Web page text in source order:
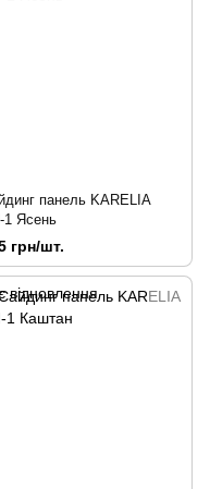
панель KARELIA
1 Ясень
грн/шт.